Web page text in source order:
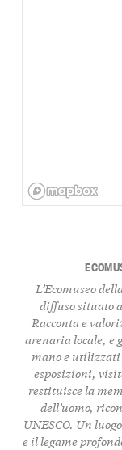
L’Ecomuseo
diffuso situato
Racconta e
arenaria locale, e
mano e utilizzati
esposizioni,
restituisce la
dell’uomo,
UNESCO. Un
e il legame